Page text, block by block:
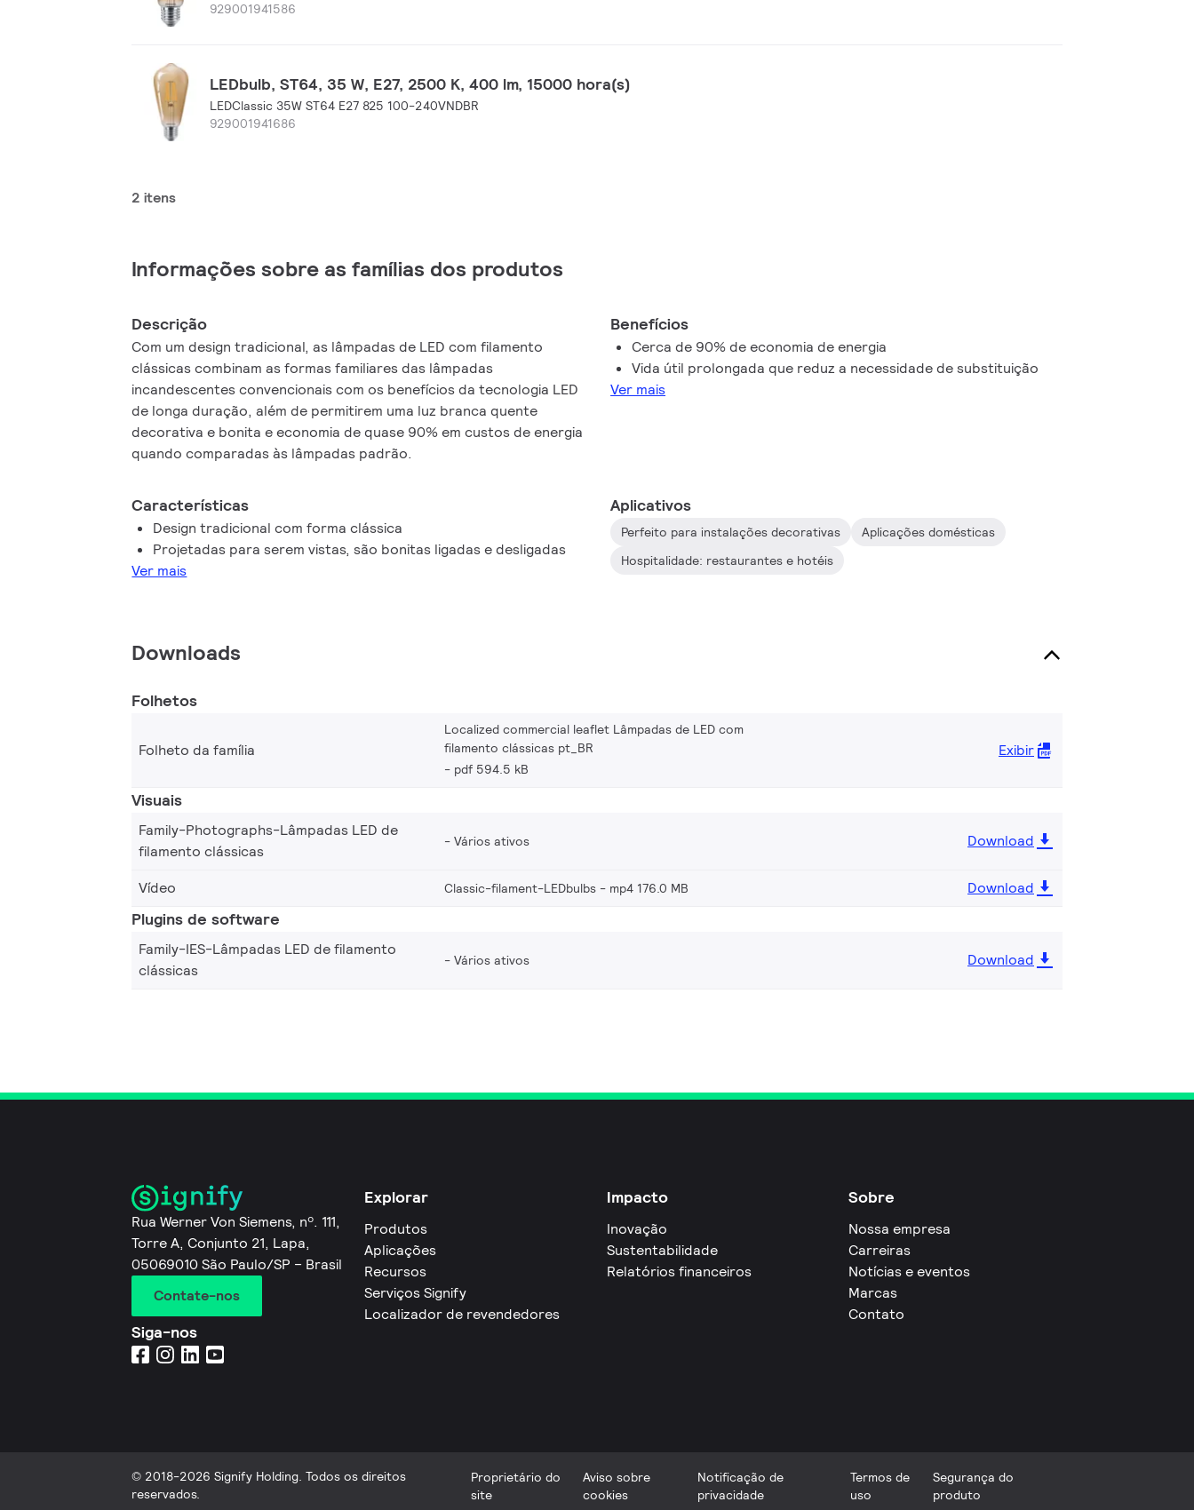
929001941586
LEDbulb, ST64, 35 W, E27, 2500 K, 400 lm, 15000 hora(s)
LEDClassic 35W ST64 E27 825 100-240VNDBR
929001941686
2 itens
Informações sobre as famílias dos produtos
Descrição
Com um design tradicional, as lâmpadas de LED com filamento
clássicas combinam as formas familiares das lâmpadas
incandescentes convencionais com os benefícios da tecnologia LED
de longa duração, além de permitirem uma luz branca quente
decorativa e bonita e economia de quase 90% em custos de energia
quando comparadas às lâmpadas padrão.
Benefícios
Cerca de 90% de economia de energia
Vida útil prolongada que reduz a necessidade de substituição
Ver mais
Características
Design tradicional com forma clássica
Projetadas para serem vistas, são bonitas ligadas e desligadas
Ver mais
Aplicativos
Perfeito para instalações decorativas
Aplicações domésticas
Hospitalidade: restaurantes e hotéis
Downloads
Folhetos
Folheto da família
Localized commercial leaflet Lâmpadas de LED com
filamento clássicas pt_BR
pdf 594.5 kB
Exibir
Visuais
Family-Photographs-Lâmpadas LED de
filamento clássicas
Vários ativos Download
Vídeo Classic-filament-LEDbulbs mp4 176.0 MB Download
Plugins de software
Family-IES-Lâmpadas LED de filamento
clássicas
Vários ativos Download
Rua Werner Von Siemens, nº. 111,
Torre A, Conjunto 21, Lapa,
05069010 São Paulo/SP – Brasil
Contate-nos
Siga-nos
Explorar
Produtos
Aplicações
Recursos
Serviços Signify
Localizador de revendedores
Impacto
Inovação
Sustentabilidade
Relatórios financeiros
Sobre
Nossa empresa
Carreiras
Notícias e eventos
Marcas
Contato
© 2018-2026 Signify Holding. Todos os direitos
reservados.
Proprietário do
site
Aviso sobre
cookies
Notificação de
privacidade
Termos de
uso
Segurança do
produto